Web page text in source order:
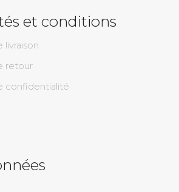
et conditions
livraison
retour
confidentialité